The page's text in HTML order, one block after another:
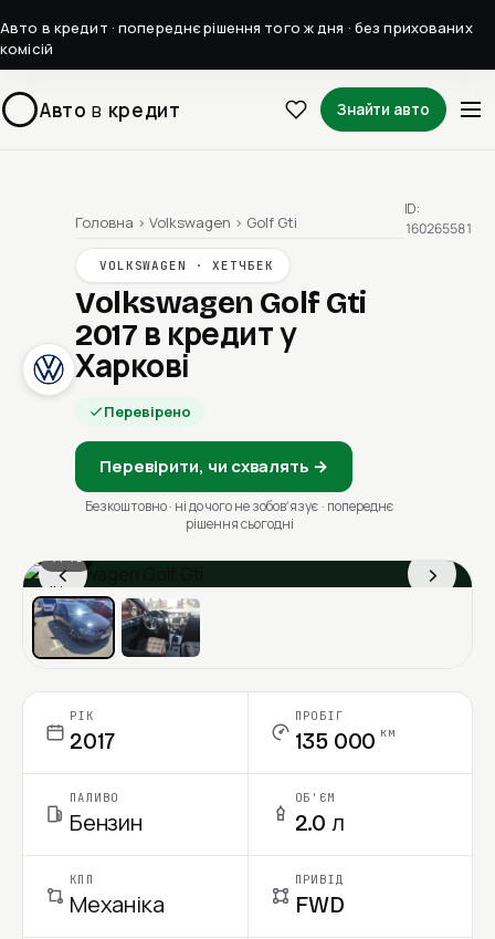
Авто в кредит · попереднє рішення того ж дня · без прихованих
комісій
Авто в кредит Знайти авто
Головна › Volkswagen › Golf Gti
VOLKSWAGEN · ХЕТЧБЕК
Volkswagen Golf Gti
2017 в кредит у
Харкові
Перевірено
Перевірити, чи схвалять →
Безкоштовно · ні до чого не зобовʼязує · попереднє
рішення сьогодні
ID:
160265581
‹ ›
1 / 13
Ціна в місяць
РІК
2017
ПРОБІГ
135 000 км
ПАЛИВО
Бензин
ОБ'ЄМ
2.0 л
КПП
Механіка
ПРИВІД
FWD